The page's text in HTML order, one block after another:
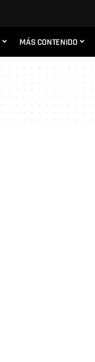
MÁS CONTENIDO